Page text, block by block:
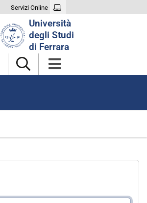
Servizi Online
Università
degli Studi
di Ferrara